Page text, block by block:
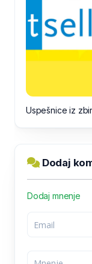
Uspešnice iz
Dodaj
Dodaj mnenje